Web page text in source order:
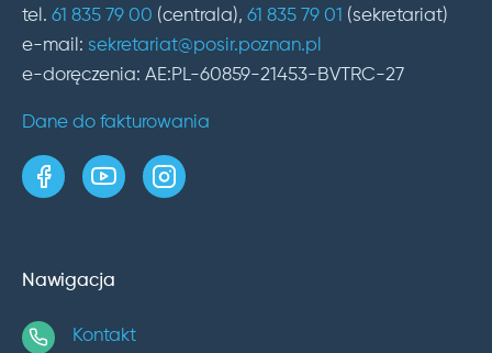
tel. 61 835 79 00 (centrala), 61 835 79 01 (sekretariat)
e-mail: sekretariat@posir.poznan.pl
e-doręczenia: AE:PL-60859-21453-BVTRC-27
Dane do fakturowania
strona w serwisie Facebook
kanał w serwisie YouTube
profil w serwisie Instagram
Nawigacja
Kontakt